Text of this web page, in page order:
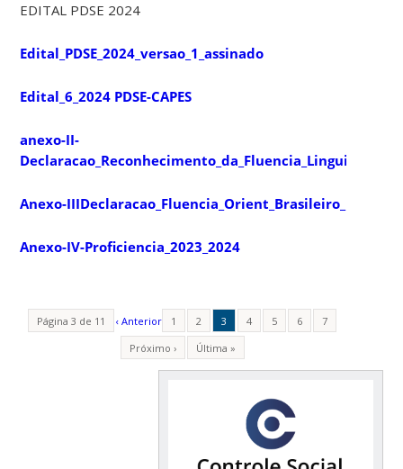
EDITAL PDSE 2024
Edital_PDSE_2024_versao_1_assinado
Edital_6_2024 PDSE-CAPES
anexo-II-
Anexo-IIIDeclaracao_Fluencia_Orient_Brasileiro_
Anexo-IV-Proficiencia_2023_2024
Página 3 de 11 ‹ Anterior 1 2 3 4 5 6
7
Próximo ›
Última »